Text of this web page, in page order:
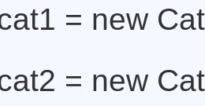
= new
= new Cat